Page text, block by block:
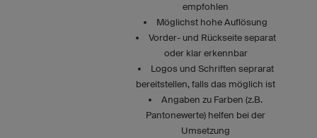
empfohlen
Möglichst hohe Auflösung
Vorder- und Rückseite separat
oder klar erkennbar
Logos und Schriften seprarat
bereitstellen, falls das möglich ist
Angaben zu Farben (z.B.
Pantonewerte) helfen bei der
Umsetzung